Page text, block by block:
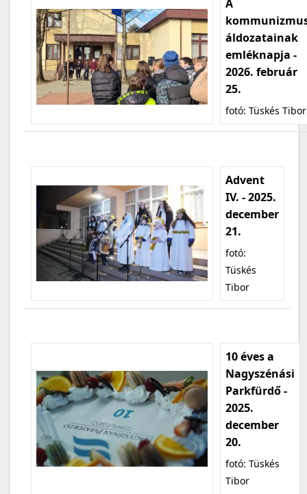
A
áldozatainak
emléknapja -
2026. február
25.
fotó: Tüskés Tibor
Advent
IV. - 2025.
december
21.
fotó:
Tüskés
Tibor
10 éves a
Nagyszénási
Parkfürdő -
2025.
december
20.
fotó: Tüskés
Tibor